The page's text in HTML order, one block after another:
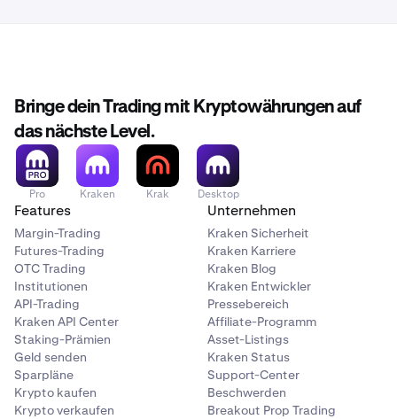
Bringe dein Trading mit Kryptowährungen auf
das nächste Level.
Pro Kraken Krak Desktop
Features
Margin-Trading
Futures-Trading
OTC Trading
Institutionen
API-Trading
Kraken API Center
Staking-Prämien
Geld senden
Sparpläne
Krypto kaufen
Krypto verkaufen
Unternehmen
Kraken Sicherheit
Kraken Karriere
Kraken Blog
Kraken Entwickler
Pressebereich
Affiliate-Programm
Asset-Listings
Kraken Status
Support-Center
Beschwerden
Breakout Prop Trading